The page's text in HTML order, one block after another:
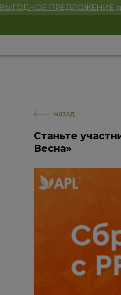
ВЫГОДНОЕ ПРЕДЛОЖЕНИЕ
назад
Станьте
Весна»